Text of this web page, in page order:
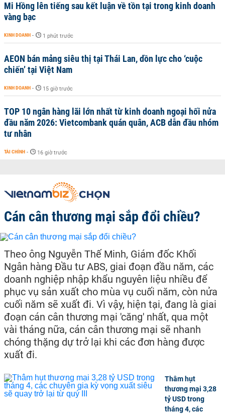
Mi Hồng lên tiếng sau kết luận về tồn tại trong kinh doanh
vàng bạc
KINH DOANH - 1 phút trước
AEON bán mảng siêu thị tại Thái Lan, dồn lực cho ‘cuộc
chiến’ tại Việt Nam
KINH DOANH - 15 giờ trước
TOP 10 ngân hàng lãi lớn nhất từ kinh doanh ngoại hối nửa
đầu năm 2026: Vietcombank quán quân, ACB dẫn đầu nhóm
tư nhân
TÀI CHÍNH - 16 giờ trước
Cán cân thương mại sắp đổi chiều?
Theo ông Nguyễn Thế Minh, Giám đốc Khối
Ngân hàng Đầu tư ABS, giai đoạn đầu năm, các
doanh nghiệp nhập khẩu nguyên liệu nhiều để
phục vụ sản xuất cho mùa vụ cuối năm, còn nửa
cuối năm sẽ xuất đi. Vì vậy, hiện tại, đang là giai
đoạn cán cân thương mại 'căng' nhất, qua một
vài tháng nữa, cán cân thương mại sẽ nhanh
chóng thặng dự trở lại khi các đơn hàng được
xuất đi.
Thâm hụt
thương mại 3,28
tỷ USD trong
tháng 4, các